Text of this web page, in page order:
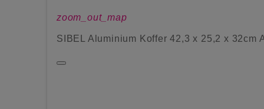
zoom_out_map
SIBEL Aluminium Koffer 42,3 x 25,2 x 32cm